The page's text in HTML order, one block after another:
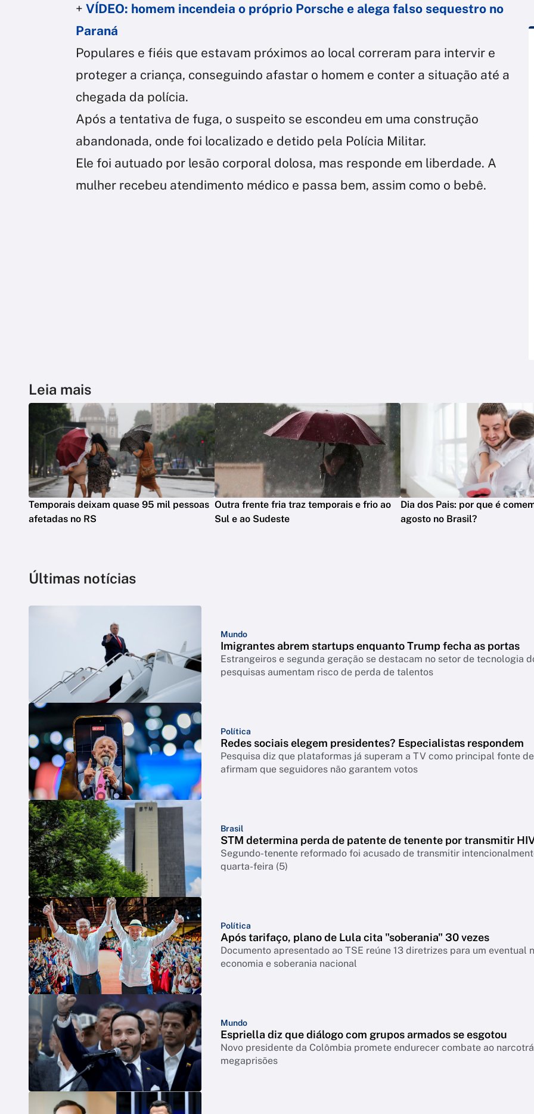
+ VÍDEO: homem incendeia o próprio Porsche e alega falso sequestro no
Paraná
Populares e fiéis que estavam próximos ao local correram para intervir e
proteger a criança, conseguindo afastar o homem e conter a situação até a
chegada da polícia.
Após a tentativa de fuga, o suspeito se escondeu em uma construção
abandonada, onde foi localizado e detido pela Polícia Militar.
Ele foi autuado por lesão corporal dolosa, mas responde em liberdade. A
mulher recebeu atendimento médico e passa bem, assim como o bebê.
Leia mais
Temporais deixam quase 95 mil pessoas
afetadas no RS
Outra frente fria traz temporais e frio ao
Sul e ao Sudeste
Dia dos Pais: por que é
agosto no Brasil?
Últimas notícias
Mundo
Imigrantes abrem startups enquanto Trump fecha as portas
Estrangeiros e segunda geração se destacam no setor de tecnologia
pesquisas aumentam risco de perda de talentos
Política
Redes sociais elegem presidentes? Especialistas respondem
Pesquisa diz que plataformas já superam a TV como principal fonte
afirmam que seguidores não garantem votos
Brasil
STM determina perda de patente de tenente por transmitir
Segundo-tenente reformado foi acusado de transmitir
quarta-feira (5)
Política
Após tarifaço, plano de Lula cita "soberania" 30 vezes
Documento apresentado ao TSE reúne 13 diretrizes para um
economia e soberania nacional
Mundo
Espriella diz que diálogo com grupos armados se esgotou
Novo presidente da Colômbia promete endurecer combate ao
megaprisões